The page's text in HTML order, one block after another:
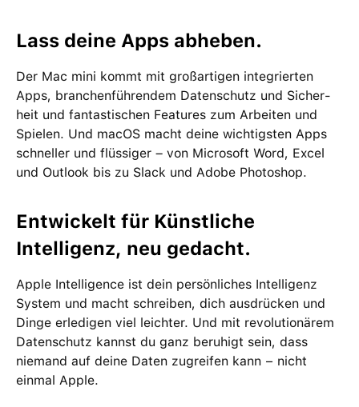
Lass deine Apps abheben.
Der Mac mini kommt mit groß­artigen inte­grierten
Apps, branchen­führendem Daten­schutz und Sicher­
heit und fan­tas­tischen Features zum Arbeiten und
Spielen. Und macOS macht deine wichtigsten Apps
schneller und flüssiger – von Microsoft Word, Excel
und Outlook bis zu Slack und Adobe Photoshop.
Entwickelt für Künstliche
Intelligenz, neu gedacht.
Apple Intelligence ist dein per­sön­liches Intelligenz
System und macht schreiben, dich ausdrücken und
Dinge erle­digen viel leichter. Und mit revolutio­närem
Daten­schutz kannst du ganz beruhigt sein, dass
niemand auf deine Daten zu­greifen kann − nicht
einmal Apple.